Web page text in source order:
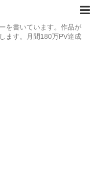
を書いています。作品が
ます。月間180万PV達成